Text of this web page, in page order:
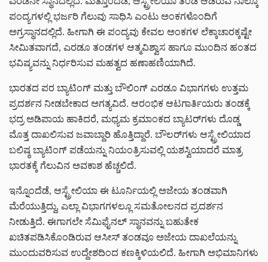
ಪಂದ್ಯಗಳಲ್ಲಿ ಭರ್ಜರಿ ಗೆಲುವು ಸಾಧಿಸಿ ಎಂಟು ಅಂಕಗಳೊಂದಿಗೆ
ಅಗ್ರಸ್ಥಾನದಲ್ಲಿದೆ. ಹೀಗಾಗಿ ಈ ಪಂದ್ಯವು ಕೇವಲ ಅಂಕಗಳ ಲೆಕ್ಕಾಚಾರಕ್ಕಷ್ಟೇ
ಸೀಮಿತವಾಗದೆ, ಎರಡೂ ತಂಡಗಳ ಆತ್ಮವಿಶ್ವಾಸ ಹಾಗೂ ಮುಂದಿನ ಹಂತದ
ಭವಿಷ್ಯವನ್ನು ನಿರ್ಧರಿಸುವ ಮಹತ್ವದ ಹಣಾಹಣಿಯಾಗಿದೆ.
ಭಾರತದ ಪರ ಬ್ಯಾಟಿಂಗ್ ಮತ್ತು ಬೌಲಿಂಗ್ ಎರಡೂ ವಿಭಾಗಗಳು ಉತ್ತಮ
ಪ್ರದರ್ಶನ ನೀಡಬೇಕಾದ ಅಗತ್ಯವಿದೆ. ಆರಂಭಿಕ ಆಟಗಾರ್ತಿಯರು ತಂಡಕ್ಕೆ
ಭದ್ರ ಅಡಿಪಾಯ ಹಾಕಿದರೆ, ಮಧ್ಯಮ ಕ್ರಮಾಂಕದ ಬ್ಯಾಟರ್‌ಗಳು ದೊಡ್ಡ
ಮೊತ್ತ ದಾಖಲಿಸುವ ಜವಾಬ್ದಾರಿ ಹೊತ್ತಿದ್ದಾರೆ. ಬೌಲರ್‌ಗಳು ಆಸ್ಟ್ರೇಲಿಯಾದ
ಬಲಿಷ್ಠ ಬ್ಯಾಟಿಂಗ್ ಪಡೆಯನ್ನು ನಿಯಂತ್ರಿಸುವಲ್ಲಿ ಯಶಸ್ವಿಯಾದರೆ ಮಾತ್ರ
ಭಾರತಕ್ಕೆ ಗೆಲುವಿನ ಅವಕಾಶ ಹೆಚ್ಚಲಿದೆ.
ಇನ್ನೊಂದೆಡೆ, ಆಸ್ಟ್ರೇಲಿಯಾ ಈ ಟೂರ್ನಿಯಲ್ಲಿ ಅಜೇಯ ತಂಡವಾಗಿ
ಮೆರೆಯುತ್ತಿದ್ದು, ಎಲ್ಲಾ ವಿಭಾಗಗಳಲ್ಲೂ ಸಮತೋಲನದ ಪ್ರದರ್ಶನ
ನೀಡುತ್ತಿದೆ. ಈಗಾಗಲೇ ಸೆಮಿಫೈನಲ್ ಸ್ಥಾನವನ್ನು ಬಹುತೇಕ
ಖಚಿತಪಡಿಸಿಕೊಂಡಿರುವ ಆಸೀಸ್ ತಂಡವೂ ಅಜೇಯ ದಾಖಲೆಯನ್ನು
ಮುಂದುವರಿಸುವ ಉದ್ದೇಶದಿಂದ ಕಣಕ್ಕಿಳಿಯಲಿದೆ. ಹೀಗಾಗಿ ಅಭಿಮಾನಿಗಳು